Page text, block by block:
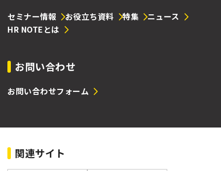
セミナー情報 お役立ち資料 特集
ニュース
HR NOTEとは
お問い合わせ
お問い合わせフォーム
関連サイト